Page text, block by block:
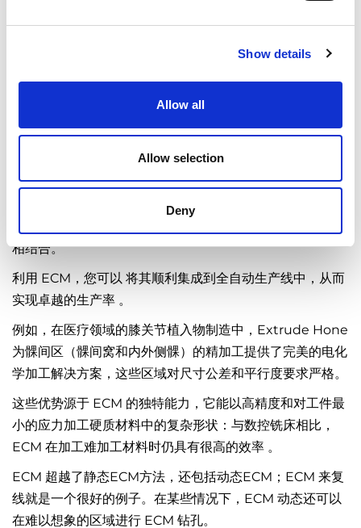
Show details
Allow all
Allow selection
Deny
电化学加工 (ECM):
我们提供电化学加工 (ECM)， 以高生产率实现 选择性去毛
我们的解决方案已在汽车、航空航天、流体技术、医疗和能
相结合。
利用 ECM，您可以 将其顺利集成到全自动生产线中，从而
实现卓越的生产率 。
例如，在医疗领域的膝关节植入物制造中，Extrude Hone
为髁间区（髁间窝和内外侧髁）的精加工提供了完美的电化
学加工解决方案，这些区域对尺寸公差和平行度要求严格。
这些优势源于 ECM 的独特能力，它能以高精度和对工件最
小的应力加工硬质材料中的复杂形状：与数控铣床相比，
ECM 在加工难加工材料时仍具有很高的效率 。
ECM 超越了静态ECM方法，还包括动态ECM；ECM 来复
线就是一个很好的例子。在某些情况下，ECM 动态还可以
在难以想象的区域进行 ECM 钻孔。